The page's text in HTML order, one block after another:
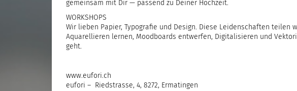
gemeinsam mit Dir — passend zu Deiner Hochzeit.
WORKSHOPS
Wir lieben Papier, Typografie und Design. Diese Leidenschaften teilen
Aquarellieren lernen, Moodboards entwerfen, Digitalisieren und
geht.
www.eufori.ch
eufori – Riedstrasse, 4, 8272, Ermatingen